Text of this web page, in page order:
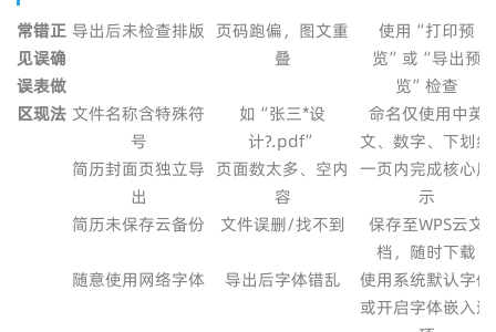
常
见
误
区
错
误
表
现
正
确
做
法
导出后未检查排版
页码跑偏，图文重
叠
使用“打印预
览”或“导出预
览”检查
文件名称含特殊符
号
如“张三*设
计?.pdf”
命名仅使用中英
文、数字、下划线
简历封面页独立导
出
页面数太多、空内
容
一页内完成核心展
示
简历未保存云备份
文件误删/找不到
保存至WPS云文
档，随时下载
随意使用网络字体
导出后字体错乱
使用系统默认字体
或开启字体嵌入选